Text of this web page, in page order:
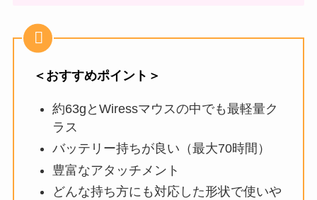
＜おすすめポイント＞
約63gとWiressマウスの中でも最軽量ク
ラス
バッテリー持ちが良い（最大70時間）
豊富なアタッチメント
どんな持ち方にも対応した形状で使いや